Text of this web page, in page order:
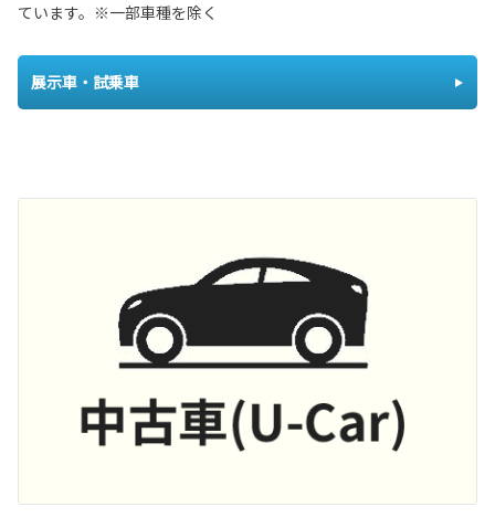
ています。※一部車種を除く
展示車・試乗車